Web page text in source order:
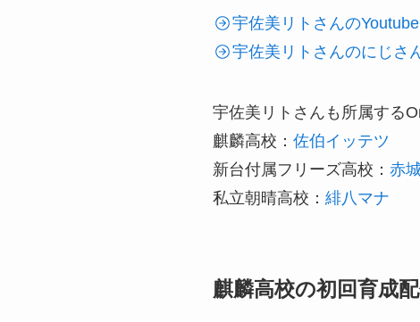
宇佐美リトさんの
宇佐美リトさんのにじさ
宇佐美リトさんも所属する
麒麟高校： 佐伯イッテツ
新台付属フリーズ高校： 赤
私立朝晴高校： 緋八マナ
麒麟高校の初回育成